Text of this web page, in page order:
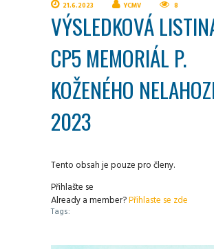
21.6.2023 YCMV 8
VÝSLEDKOVÁ
CP5 MEMORIÁL P.
KOŽENÉHO
2023
Tento obsah je pouze pro členy.
Přihlašte se
Already a member?Přihlaste se zde
Tags: